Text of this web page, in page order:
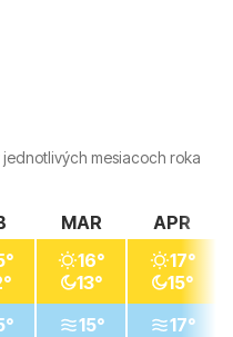
mesiacoch roka
MAR
16°
13°
15°
APR
17°
15°
17°